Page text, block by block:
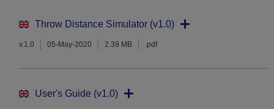
Throw Distance Simulator (v1.0)
v.1.0 05-May-2020 2.39 MB .pdf
User's Guide (v1.0)